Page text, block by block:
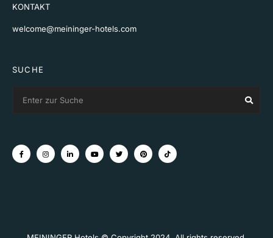
KONTAKT
welcome@meininger-hotels.com
SUCHE
for: